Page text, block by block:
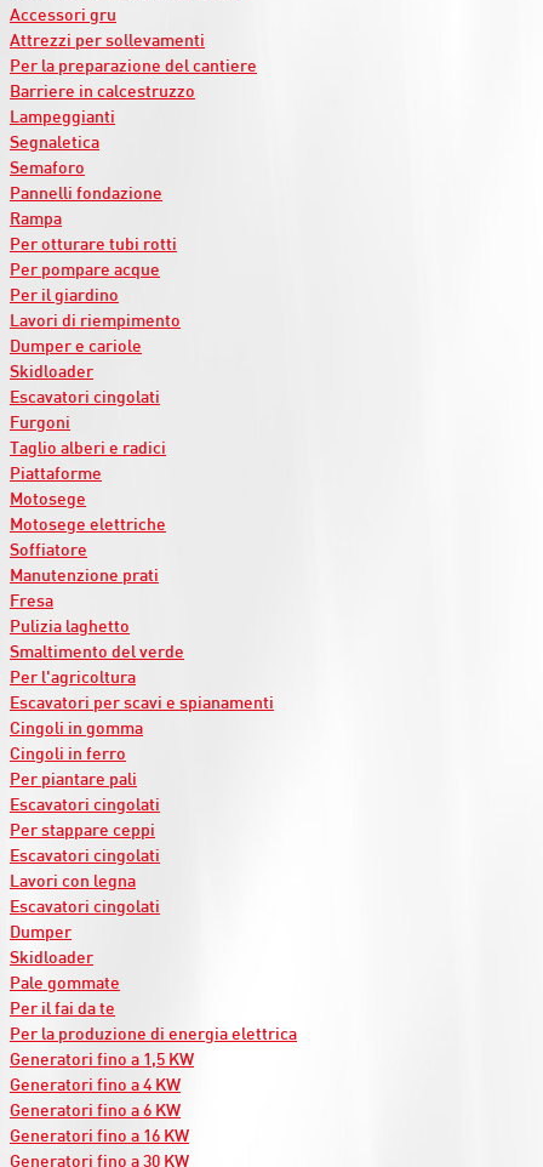
Accessori gru
Attrezzi per sollevamenti
Per la preparazione del cantiere
Barriere in calcestruzzo
Lampeggianti
Segnaletica
Semaforo
Pannelli fondazione
Rampa
Per otturare tubi rotti
Per pompare acque
Per il giardino
Lavori di riempimento
Dumper e cariole
Skidloader
Escavatori cingolati
Furgoni
Taglio alberi e radici
Piattaforme
Motosege
Motosege elettriche
Soffiatore
Manutenzione prati
Fresa
Pulizia laghetto
Smaltimento del verde
Per l'agricoltura
Escavatori per scavi e spianamenti
Cingoli in gomma
Cingoli in ferro
Per piantare pali
Escavatori cingolati
Per stappare ceppi
Escavatori cingolati
Lavori con legna
Escavatori cingolati
Dumper
Skidloader
Pale gommate
Per il fai da te
Per la produzione di energia elettrica
Generatori fino a 1,5 KW
Generatori fino a 4 KW
Generatori fino a 6 KW
Generatori fino a 16 KW
Generatori fino a 30 KW